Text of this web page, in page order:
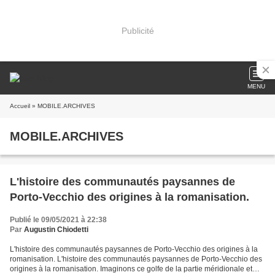
Publicité
MENU
Accueil » MOBILE.ARCHIVES
MOBILE.ARCHIVES
L'histoire des communautés paysannes de
Porto-Vecchio des origines à la romanisation.
Publié le 09/05/2021 à 22:38
Par Augustin Chiodetti
L'histoire des communautés paysannes de Porto-Vecchio des origines à la
romanisation. L'histoire des communautés paysannes de Porto-Vecchio des
origines à la romanisation. Imaginons ce golfe de la partie méridionale et